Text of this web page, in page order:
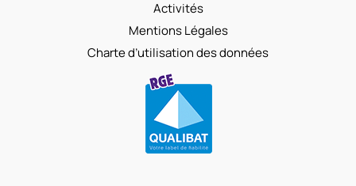
Activités
Mentions Légales
Charte d’utilisation des données